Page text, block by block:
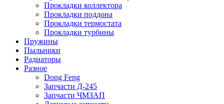
Прокладки коллектора
Прокладки поддона
Прокладки термостата
Прокладки турбины
Пружины
Пыльники
Радиаторы
Разное
Dong Feng
Запчасти Д-245
Запчасти ЧМЗАП